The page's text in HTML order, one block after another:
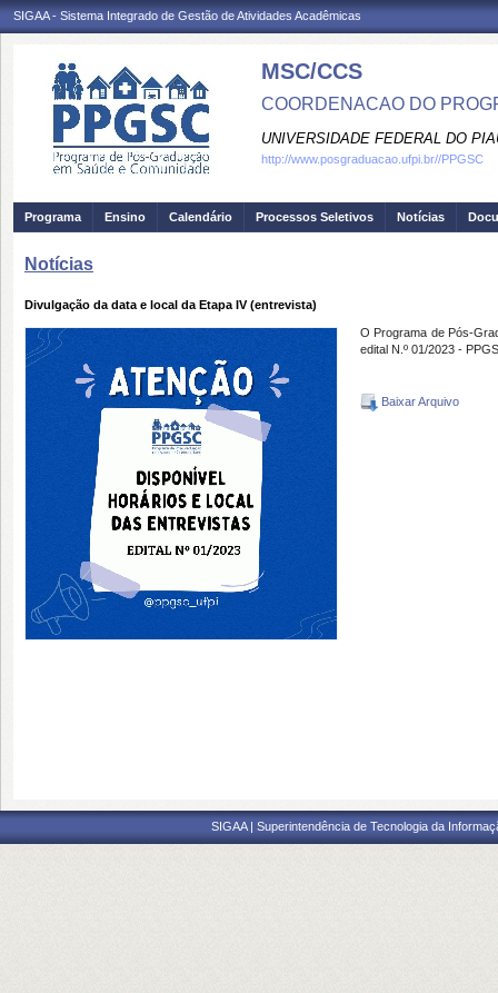
SIGAA - Sistema Integrado de Gestão de Atividades Acadêmicas
MSC/CCS
COORDENACAO DO
UNIVERSIDADE FEDERAL DO
http://www.posgraduacao.ufpi.br//PPGSC
Programa Ensino Calendário Processos Seletivos Notícias
Notícias
Divulgação da data e local da Etapa IV (entrevista)
O Programa de Pós-
edital N.º 01/2023 -
Baixar Arquivo
SIGAA | Superintendência de Tecnologia da